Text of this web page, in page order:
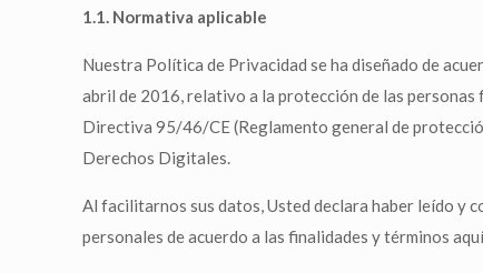
1.1. Normativa aplicable
Nuestra Política de Privacidad se ha diseñado de
abril de 2016, relativo a la protección de las
Directiva 95/46/CE (Reglamento general de
Derechos Digitales.
Al facilitarnos sus datos, Usted declara haber leído y
personales de acuerdo a las finalidades y términos